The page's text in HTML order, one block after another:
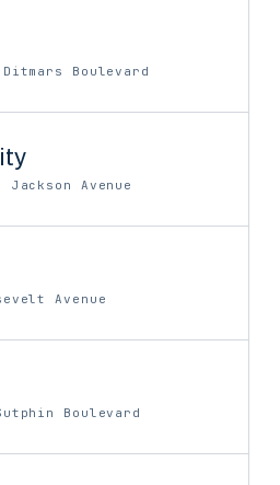
Boulevard
Avenue
Avenue
Boulevard